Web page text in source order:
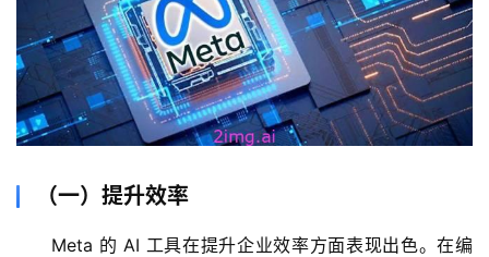
（一）提升效率
Meta 的 AI 工具在提升企业效率方面表现出色。在编